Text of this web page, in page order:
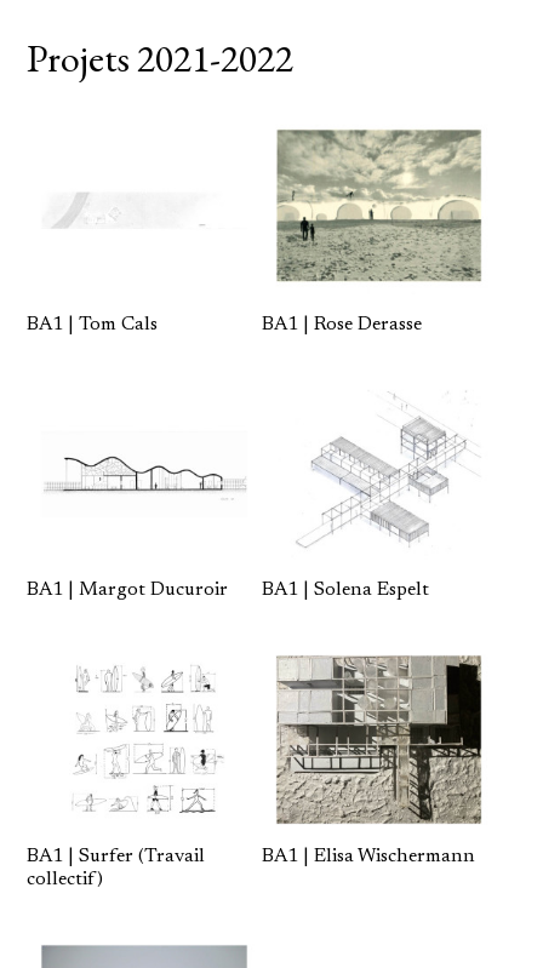
Projets 2021-2022
BA1 | Tom Cals BA1 | Rose Derasse
BA1 | Margot Ducuroir BA1 | Solena Espelt
BA1 | Surfer (Travail
collectif)
BA1 | Elisa Wischermann